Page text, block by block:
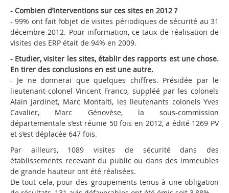
- Combien d’interventions sur ces sites en 2012 ?
- 99% ont fait l’objet de visites périodiques de sécurité au 31
décembre 2012. Pour information, ce taux de réalisation de
visites des ERP était de 94% en 2009.
- Etudier, visiter les sites, établir des rapports est une chose.
En tirer des conclusions en est une autre.
- Je ne donnerai que quelques chiffres. Présidée par le
lieutenant-colonel Vincent Franco, suppléé par les colonels
Alain Jardinet, Marc Montalti, les lieutenants colonels Yves
Cavalier, Marc Génovèse, la sous-commission
départementale s’est réunie 50 fois en 2012, a édité 1269 PV
et s’est déplacée 647 fois.
Par ailleurs, 1089 visites de sécurité dans des
établissements recevant du public ou dans des immeubles
de grande hauteur ont été réalisées.
De tout cela, pour des groupements tenus à une obligation